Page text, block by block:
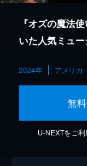
『オズの魔法
いた人気ミュ
2024年 アメリカ
無
U-NEXTをご